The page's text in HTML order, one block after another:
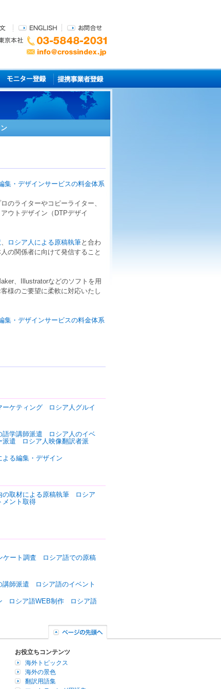
集・デザインサービスの料金体系
のライターやコピーライター、
アウトデザイン （ DTPデザイ
、 ロシア人による原稿執筆と合わ
の関係者に向けて発信すること
、 Illustratorなどのソフトを用
様のご要望に柔軟に対応いたし
集・デザインサービスの料金体系
ーケティング
ロシア人グルイ
語学講師派遣
ロシア人のイベ
派遣
ロシア人映像翻訳者派
よる編集・デザイン
の取材による原稿執筆
ロシア
メント取得
ケート調査
ロシア語での原稿
講師派遣
ロシア語のイベント
ロシア語WEB制作
ロシア語
お役立ちコンテンツ
海外トピックス
海外の景色
翻訳用語集